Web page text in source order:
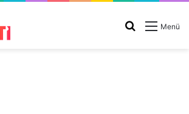
Menü
Arama